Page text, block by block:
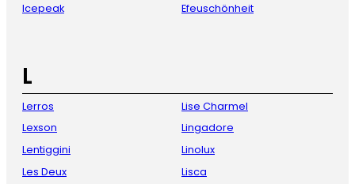
Icepeak
Efeuschönheit
L
Lerros
Lexson
Lentiggini
Les Deux
Lise Charmel
Lingadore
Linolux
Lisca